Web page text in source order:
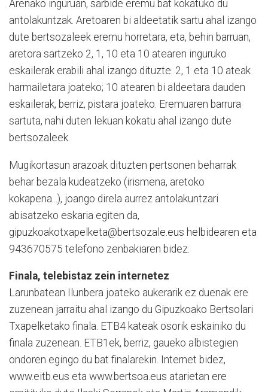
Arenako inguruan, sarbide eremu bat kokatuko du
antolakuntzak. Aretoaren bi aldeetatik sartu ahal izango
dute bertsozaleek eremu horretara, eta, behin barruan,
aretora sartzeko 2, 1, 10 eta 10 atearen inguruko
eskailerak erabili ahal izango dituzte. 2, 1 eta 10 ateak
harmailetara joateko; 10 atearen bi aldeetara dauden
eskailerak, berriz, pistara joateko. Eremuaren barrura
sartuta, nahi duten lekuan kokatu ahal izango dute
bertsozaleek.
Mugikortasun arazoak dituzten pertsonen beharrak
behar bezala kudeatzeko (irismena, aretoko
kokapena...), joango direla aurrez antolakuntzari
abisatzeko eskaria egiten da,
gipuzkoakotxapelketa@bertsozale.eus helbidearen eta
943670575 telefono zenbakiaren bidez.
Finala, telebistaz zein internetez
Larunbatean Ilunbera joateko aukerarik ez duenak ere
zuzenean jarraitu ahal izango du Gipuzkoako Bertsolari
Txapelketako finala. ETB4 kateak osorik eskainiko du
finala zuzenean. ETB1ek, berriz, gaueko albistegien
ondoren egingo du bat finalarekin. Internet bidez,
www.eitb.eus eta www.bertsoa.eus atarietan ere